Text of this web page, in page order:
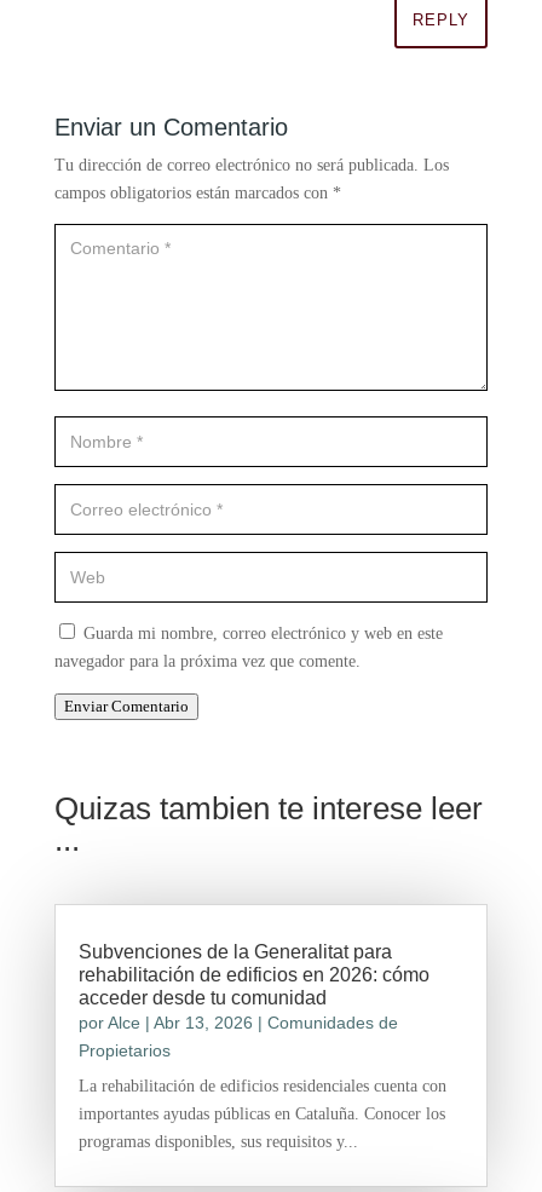
REPLY
Enviar un Comentario
Tu dirección de correo electrónico no será publicada. Los
campos obligatorios están marcados con *
Guarda mi nombre, correo electrónico y web en este
navegador para la próxima vez que comente.
Enviar Comentario
Quizas tambien te interese leer
...
Subvenciones de la Generalitat para
rehabilitación de edificios en 2026: cómo
acceder desde tu comunidad
porAlce | Abr 13, 2026 | Comunidades de
Propietarios
La rehabilitación de edificios residenciales cuenta con
importantes ayudas públicas en Cataluña. Conocer los
programas disponibles, sus requisitos y...